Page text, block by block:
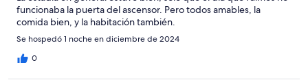
funcionaba la puerta del ascensor. Pero todos amables, la
comida bien, y la habitación también.
Se hospedó 1 noche en diciembre de 2024
0